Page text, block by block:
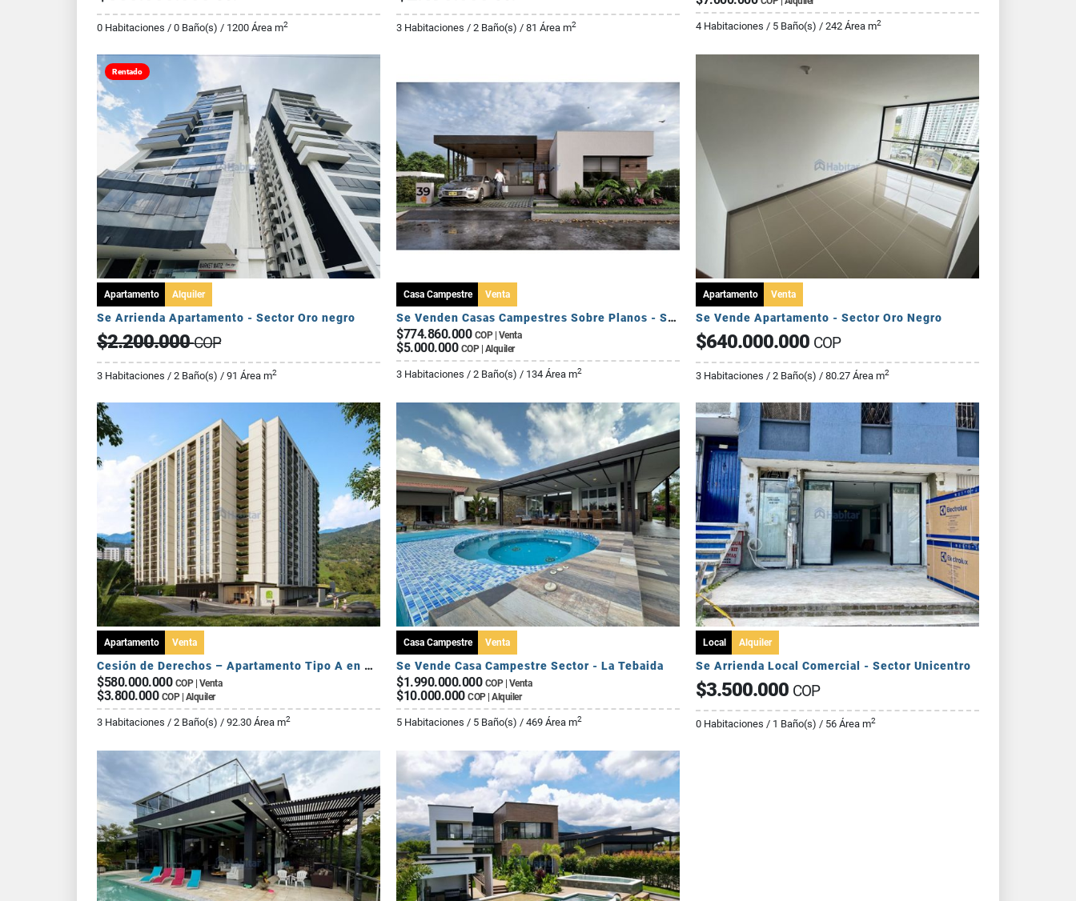
0 Habitaciones / 0 Baño(s) / 1200 Área m2 3 Habitaciones / 2 Baño(s) / 81 Área m2 4 Habitaciones / 5 Baño(s) / 242 Área m2
Rentado
Apartamento Alquiler
Se Arrienda Apartamento - Sector Oro negro
$2.200.000COP
3 Habitaciones / 2 Baño(s) / 91 Área m2
Casa Campestre Venta
Se Venden Casas Campestres Sobre Planos - Sector Circasia
$774.860.000 COP | Venta
$5.000.000 COP | Alquiler
3 Habitaciones / 2 Baño(s) / 134 Área m2
Apartamento Venta
Se Vende Apartamento - Sector Oro Negro
$640.000.000 COP
3 Habitaciones / 2 Baño(s) / 80.27 Área m2
Apartamento Venta
Cesión de Derechos – Apartamento Tipo A en Seroa | Avenida Centenario
$580.000.000 COP | Venta
$3.800.000 COP | Alquiler
3 Habitaciones / 2 Baño(s) / 92.30 Área m2
Casa Campestre Venta
Se Vende Casa Campestre Sector - La Tebaida
$1.990.000.000 COP | Venta
$10.000.000 COP | Alquiler
5 Habitaciones / 5 Baño(s) / 469 Área m2
Local Alquiler
Se Arrienda Local Comercial - Sector Unicentro
$3.500.000 COP
0 Habitaciones / 1 Baño(s) / 56 Área m2